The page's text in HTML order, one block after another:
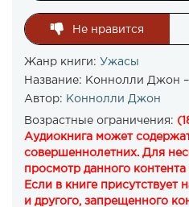
Не нравится
Жанр книги: Ужасы
Название: Коннолли Джон –
Автор: Коннолли Джон
Возрастные ограничения:
Аудиокнига может
совершеннолетних. Для
просмотр данного
Если в книге присутствует
и другого, запрещенного